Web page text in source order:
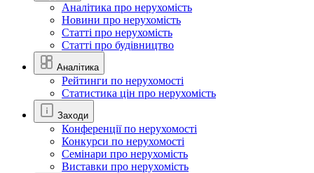
Аналітика про нерухомість
Новини про нерухомість
Статті про нерухомість
Статті про будівництво
Аналітика
Рейтинги по нерухомості
Статистика цін про нерухомість
Заходи
Конференції по нерухомості
Конкурси по нерухомості
Семінари про нерухомість
Виставки про нерухомість